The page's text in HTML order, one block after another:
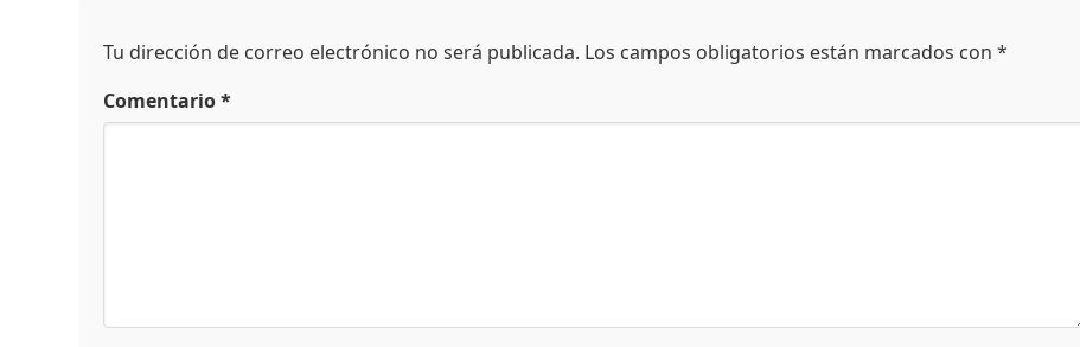
Tu dirección de correo electrónico no será publicada. Los campos obligatorios están marcados con*
Comentario*